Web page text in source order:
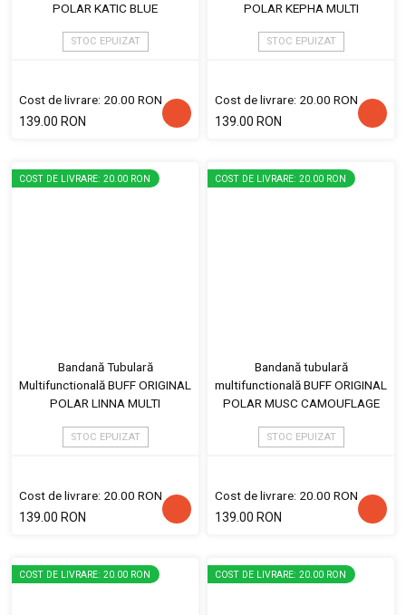
POLAR KATIC BLUE
STOC EPUIZAT
Cost de livrare: 20.00 RON
139.00 RON
POLAR KEPHA MULTI
STOC EPUIZAT
Cost de livrare: 20.00 RON
139.00 RON
COST DE LIVRARE: 20.00 RON
Bandană Tubulară
Multifunctională BUFF ORIGINAL
POLAR LINNA MULTI
STOC EPUIZAT
Cost de livrare: 20.00 RON
139.00 RON
COST DE LIVRARE: 20.00 RON
Bandană tubulară
multifunctională BUFF ORIGINAL
POLAR MUSC CAMOUFLAGE
STOC EPUIZAT
Cost de livrare: 20.00 RON
139.00 RON
COST DE LIVRARE: 20.00 RON COST DE LIVRARE: 20.00 RON